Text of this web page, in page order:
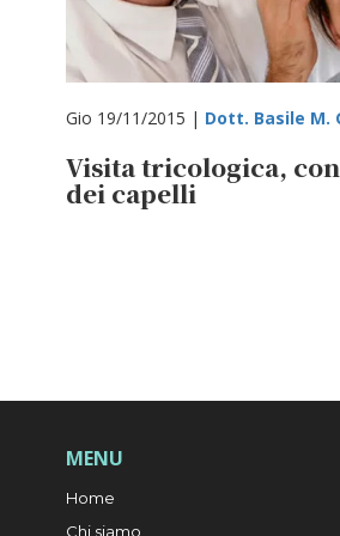
Gio 19/11/2015 | Dott. Basile M.
Visita tricologica,
dei capelli
MENU
Home
Chi siamo